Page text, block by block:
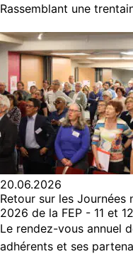
Rassemblant une
20.06.2026
Retour sur les Journées
2026 de la FEP - 11 et
Le rendez-vous annuel
adhérents et ses